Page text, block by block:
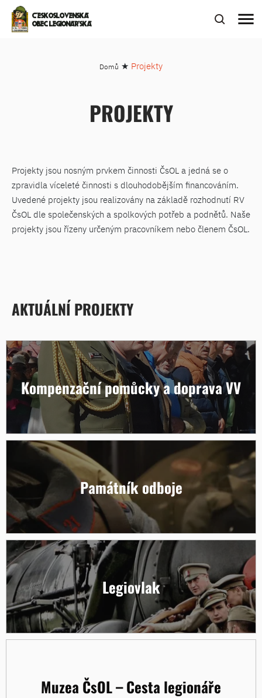
ČESKOSLOVENSKÁ
OBEC LEGIONÁŘSKÁ
menu
Domů ★ Projekty
PROJEKTY
Projekty jsou nosným prvkem činnosti ČsOL a jedná se o
zpravidla víceleté činnosti s dlouhodobějším financováním.
Uvedené projekty jsou realizovány na základě rozhodnutí RV
ČsOL dle společenských a spolkových potřeb a podnětů. Naše
projekty jsou řízeny určeným pracovníkem nebo členem ČsOL.
AKTUÁLNÍ PROJEKTY
Kompenzační pomůcky a doprava VV
Památník odboje
Legiovlak
Muzea ČsOL – Cesta legionáře